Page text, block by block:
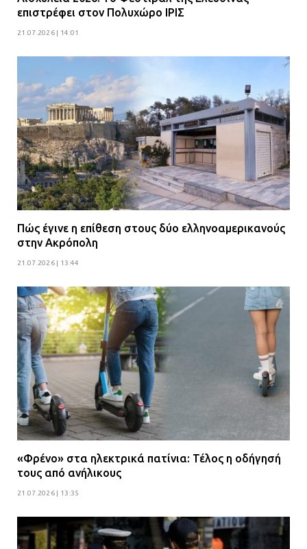
επιστρέφει στον Πολυχώρο ΙΡΙΣ
21.07.2026 | 14:01
Πώς έγινε η επίθεση στους δύο ελληνοαμερικανούς
στην Ακρόπολη
21.07.2026 | 13:44
«Φρένο» στα ηλεκτρικά πατίνια: Τέλος η οδήγησή
τους από ανήλικους
21.07.2026 | 13:35